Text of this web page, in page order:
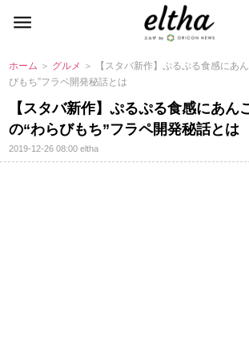
ホーム ＞ グルメ ＞ 【スタバ新作】ぷるぷる食感にあ
びもち”フラペ開発秘話とは
【スタバ新作】ぷるぷる食感にあん
の“わらびもち”フラペ開発秘話とは
2019-12-26 08:00eltha